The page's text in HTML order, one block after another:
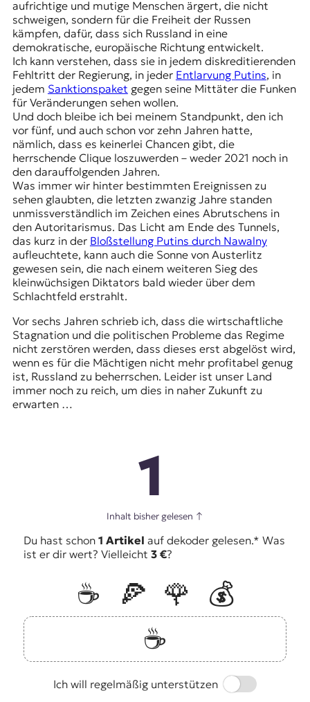
aufrichtige und mutige Menschen ärgert, die nicht
schweigen, sondern für die Freiheit der Russen
kämpfen, dafür, dass sich Russland in eine
demokratische, europäische Richtung entwickelt.
Ich kann verstehen, dass sie in jedem diskreditierenden
Fehltritt der Regierung, in jeder Entlarvung Putins, in
jedem Sanktionspaket gegen seine Mittäter die Funken
für Veränderungen sehen wollen.
Und doch bleibe ich bei meinem Standpunkt, den ich
vor fünf, und auch schon vor zehn Jahren hatte,
nämlich, dass es keinerlei Chancen gibt, die
herrschende Clique loszuwerden – weder 2021 noch in
den darauffolgenden Jahren.
Was immer wir hinter bestimmten Ereignissen zu
sehen glaubten, die letzten zwanzig Jahre standen
unmissverständlich im Zeichen eines Abrutschens in
den Autoritarismus. Das Licht am Ende des Tunnels,
das kurz in der Bloßstellung Putins durch Nawalny
aufleuchtete, kann auch die Sonne von Austerlitz
gewesen sein, die nach einem weiteren Sieg des
kleinwüchsigen Diktators bald wieder über dem
Schlachtfeld erstrahlt.
Vor sechs Jahren schrieb ich, dass die wirtschaftliche
Stagnation und die politischen Probleme das Regime
nicht zerstören werden, dass dieses erst abgelöst wird,
wenn es für die Mächtigen nicht mehr profitabel genug
ist, Russland zu beherrschen. Leider ist unser Land
immer noch zu reich, um dies in naher Zukunft zu
erwarten …
1
Inhalt bisher gelesen ↑
Du hast schon 1 Artikel auf dekoder gelesen.* Was
ist er dir wert? Vielleicht 3 €?
☕️ 🍕 🌹
💰
☕️
Ich will regelmäßig unterstützen
Switch